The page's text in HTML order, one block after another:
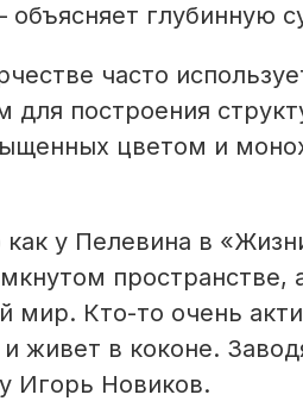
глубинную
часто
для построения
цветом и
у Пелевина в
мир. Кто-то очень
живет в коконе.
Игорь Новиков.